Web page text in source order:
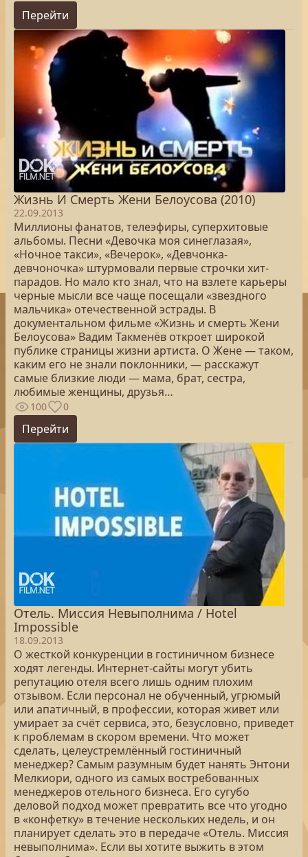
Перейти
Жизнь И Смерть Жени Белоусова (2010)
22.09.2013
Миллионы фанатов, телеэфиры, суперхитовые
альбомы. Песни «Девочка моя синеглазая»,
«Ночное такси», «Вечерок», «Девчонка-
девчоночка» штурмовали первые строчки хит-
парадов. Но мало кто знал, что на взлете карьеры
черные мысли все чаще посещали «звездного
мальчика» отечественной эстрады. В
документальном фильме «Жизнь и смерть Жени
Белоусова» Вадим Такменёв откроет широкой
публике страницы жизни артиста. О Жене — таком,
каким его не знали поклонники, — расскажут
самые близкие люди — мама, брат, сестра,
любимые женщины, друзья…
100 0
Перейти
Отель. Миссия Невыполнима / Hotel
Impossible
18.09.2013
О жесткой конкуренции в гостиничном бизнесе
ходят легенды. Интернет-сайты могут убить
репутацию отеля всего лишь одним плохим
отзывом. Если персонал не обученный, угрюмый
или апатичный, в профессии, которая живет или
умирает за счёт сервиса, это, безусловно, приведет
к проблемам в скором времени. Что может
сделать, целеустремлённый гостиничный
менеджер? Самым разумным будет нанять Энтони
Мелкиори, одного из самых востребованных
менеджеров отельного бизнеса. Его сугубо
деловой подход может превратить все что угодно
в «конфетку» в течение нескольких недель, и он
планирует сделать это в передаче «Отель. Миссия
невыполнима». Если вы хотите выжить в этом